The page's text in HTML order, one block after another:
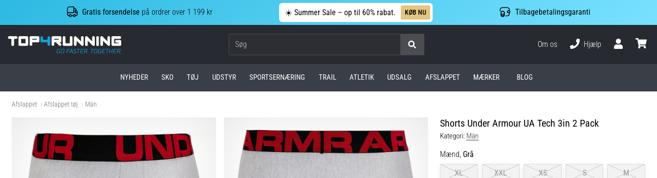
Gratis forsendelse på ordrer over 1 199 kr ☀️ Summer Sale – op til 60% rabat. KØB NU Tilbagebetalingsgaranti
Top4Running.dk
Om os
Hjælp
NYHEDER SKO TØJ UDSTYR SPORTSERNÆRING TRAIL ATLETIK UDSALG AFSLAPPET MÆRKER BLOG
Afslappet Afslappet tøj Män
Shorts Under Armour UA Tech 3in 2 Pack
Kategori: Män
Mænd, Grå
XL
XXL XS S M